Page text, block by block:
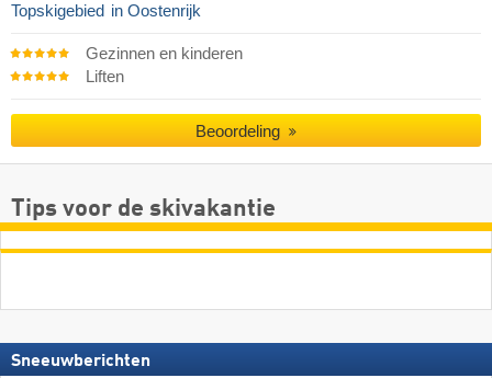
Topskigebied in Oostenrijk
Gezinnen en kinderen
Liften
Beoordeling
Tips voor de skivakantie
Sneeuwberichten